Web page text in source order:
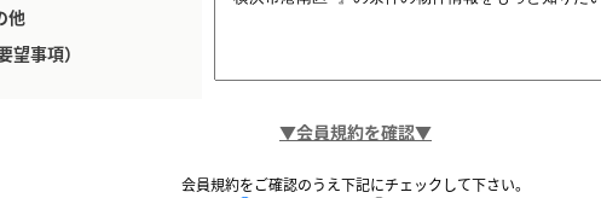
他
望事項）
▼会員規約を確認▼
会員規約をご確認のうえ下記にチェックして下さい。